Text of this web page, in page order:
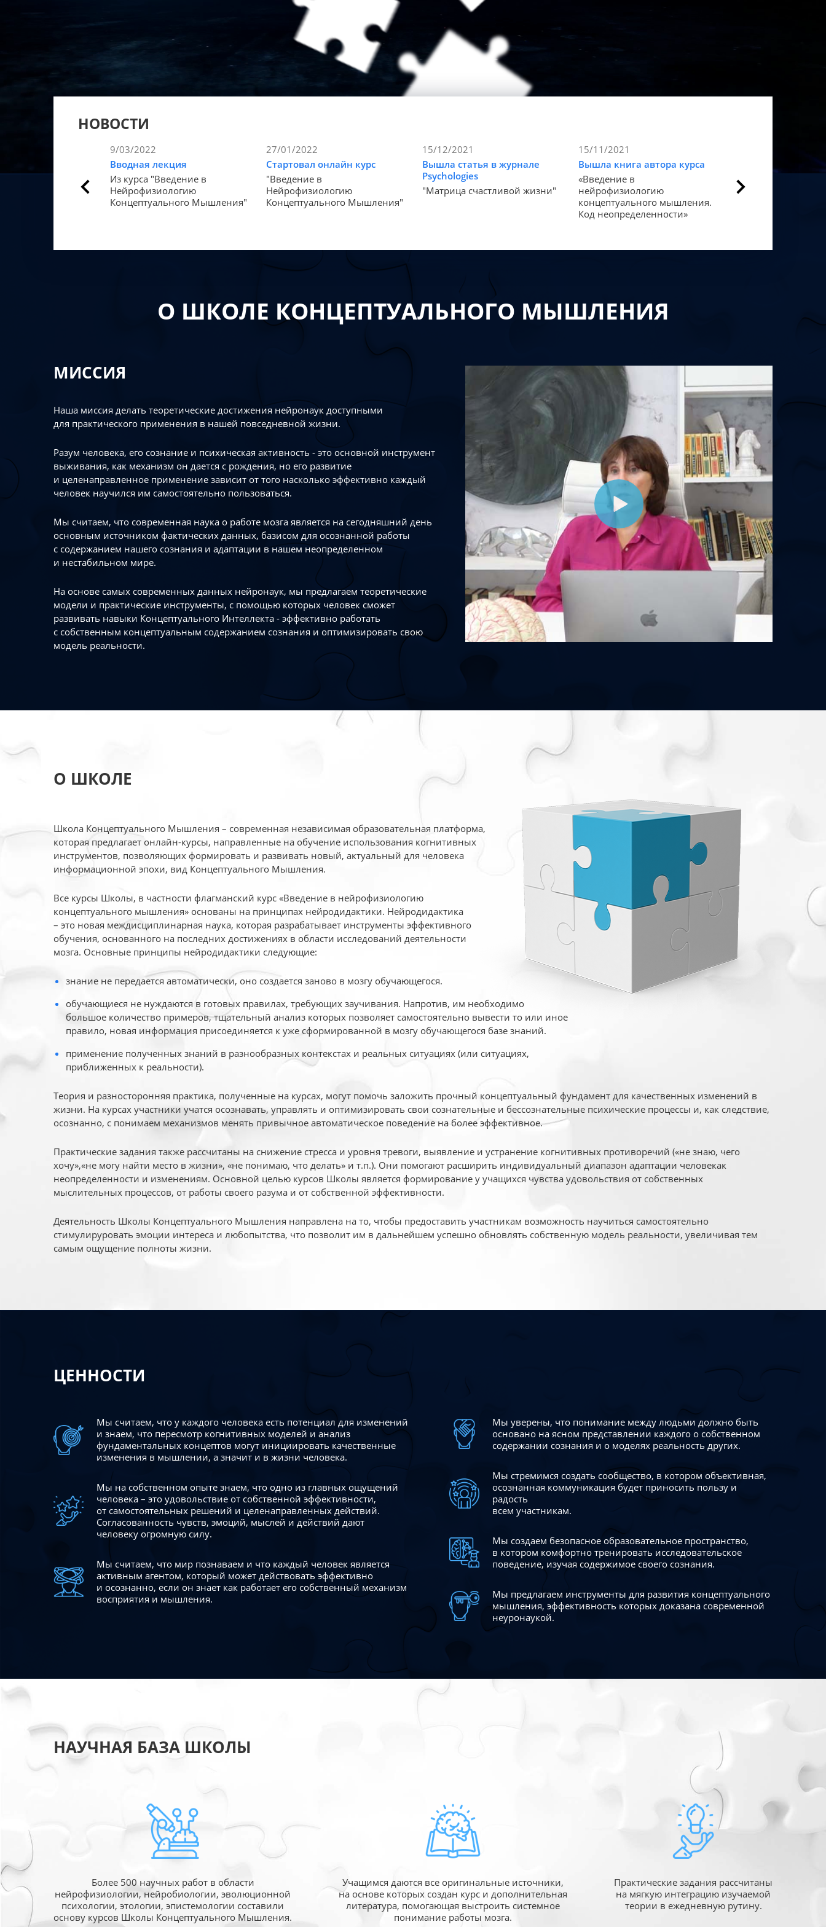
НОВОСТИ
9/03/2022
Вводная лекция
Из курса "Введение в
Нейрофизиологию
Концептуального Мышления"
27/01/2022
Стартовал онлайн курс
"Введение в
Нейрофизиологию
Концептуального Мышления"
15/12/2021
Вышла статья в журнале
Psychologies
"Матрица счастливой жизни"
15/11/2021
Вышла книга автора курса
«Введение в
нейрофизиологию
концептуального мышления.
Код неопределенности»
Как мозг
«счастье».
О ШКОЛЕ КОНЦЕПТУАЛЬНОГО МЫШЛЕНИЯ
МИССИЯ
Наша миссия делать теоретические достижения нейронаук доступными
для практического применения в нашей повседневной жизни.
Разум человека, его сознание и психическая активность - это основной инструмент
выживания, как механизм он дается с рождения, но его развитие
и целенаправленное применение зависит от того насколько эффективно каждый
человек научился им самостоятельно пользоваться.
Мы считаем, что современная наука о работе мозга является на сегодняшний день
основным источником фактических данных, базисом для осознанной работы
с содержанием нашего сознания и адаптации в нашем неопределенном
и нестабильном мире.
На основе самых современных данных нейронаук, мы предлагаем теоретические
модели и практические инструменты, с помощью которых человек сможет
развивать навыки Концептуального Интеллекта - эффективно работать
с собственным концептуальным содержанием сознания и оптимизировать свою
модель реальности.
О ШКОЛЕ
Школа Концептуального Мышления – современная независимая образовательная платформа,
которая предлагает онлайн-курсы, направленные на обучение использования когнитивных
инструментов, позволяющих формировать и развивать новый, актуальный для человека
информационной эпохи, вид Концептуального Мышления.
Все курсы Школы, в частности флагманский курс «Введение в нейрофизиологию
концептуального мышления» основаны на принципах нейродидактики. Нейродидактика
– это новая междисциплинарная наука, которая разрабатывает инструменты эффективного
обучения, основанного на последних достижениях в области исследований деятельности
мозга. Основные принципы нейродидактики следующие:
знание не передается автоматически, оно создается заново в мозгу обучающегося.
обучающиеся не нуждаются в готовых правилах, требующих заучивания. Напротив, им необходимо
большое количество примеров, тщательный анализ которых позволяет самостоятельно вывести то или иное
правило, новая информация присоединяется к уже сформированной в мозгу обучающегося базе знаний.
применение полученных знаний в разнообразных контекстах и реальных ситуациях (или ситуациях,
приближенных к реальности).
Теория и разносторонняя практика, полученные на курсах, могут помочь заложить прочный концептуальный фундамент для качественных изменений в
жизни. На курсах участники учатся осознавать, управлять и оптимизировать свои сознательные и бессознательные психические процессы и, как следствие,
осознанно, с понимаем механизмов менять привычное автоматическое поведение на более эффективное.
Практические задания также рассчитаны на снижение стресса и уровня тревоги, выявление и устранение когнитивных противоречий («не знаю, чего
хочу»,«не могу найти место в жизни», «не понимаю, что делать» и т.п.). Они помогают расширить индивидуальный диапазон адаптации человекак
неопределенности и изменениям. Основной целью курсов Школы является формирование у учащихся чувства удовольствия от собственных
мыслительных процессов, от работы своего разума и от собственной эффективности.
Деятельность Школы Концептуального Мышления направлена на то, чтобы предоставить участникам возможность научиться самостоятельно
стимулируровать эмоции интереса и любопытства, что позволит им в дальнейшем успешно обновлять собственную модель реальности, увеличивая тем
самым ощущение полноты жизни.
ЦЕННОСТИ
Мы считаем, что у каждого человека есть потенциал для изменений
и знаем, что пересмотр когнитивных моделей и анализ
фундаментальных концептов могут инициировать качественные
изменения в мышлении, а значит и в жизни человека.
Мы на собственном опыте знаем, что одно из главных ощущений
человека – это удовольствие от собственной эффективности,
от самостоятельных решений и целенаправленных действий.
Согласованность чувств, эмоций, мыслей и действий дают
человеку огромную силу.
Мы считаем, что мир познаваем и что каждый человек является
активным агентом, который может действовать эффективно
и осознанно, если он знает как работает его собственный механизм
восприятия и мышления.
Мы уверены, что понимание между людьми должно быть
основано на ясном представлении каждого о собственном
содержании сознания и о моделях реальность других.
Мы стремимся создать сообщество, в котором объективная,
осознанная коммуникация будет приносить пользу и
радость
всем участникам.
Мы создаем безопасное образовательное пространство,
в котором комфортно тренировать исследовательское
поведение, изучая содержимое своего сознания.
Мы предлагаем инструменты для развития концептуального
мышления, эффективность которых доказана современной
неуронаукой.
НАУЧНАЯ БАЗА ШКОЛЫ
Более 500 научных работ в области
нейрофизиологии, нейробиологии, эволюционной
психологии, этологии, эпистемологии составили
основу курсов Школы Концептуального Мышления.
Учащимся даются все оригинальные источники,
на основе которых создан курс и дополнительная
литература, помогающая выстроить системное
понимание работы мозга.
Практические задания рассчитаны
на мягкую интеграцию изучаемой
теории в ежедневную рутину.